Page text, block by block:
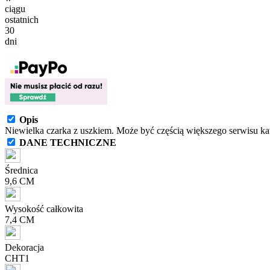
ciągu
ostatnich
30
dni
Opis
Niewielka czarka z uszkiem. Może być częścią większego serwisu
DANE TECHNICZNE
Średnica
9,6 CM
Wysokość całkowita
7,4 CM
Dekoracja
CHT1